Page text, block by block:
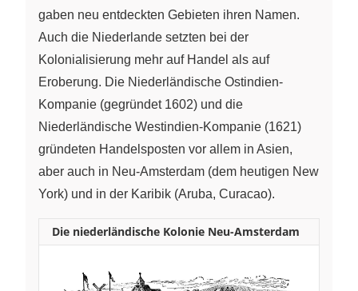
gaben neu entdeckten Gebieten ihren Namen.
Auch die Niederlande setzten bei der
Kolonialisierung mehr auf Handel als auf
Eroberung. Die Niederländische Ostindien-
Kompanie (gegründet 1602) und die
Niederländische Westindien-Kompanie (1621)
gründeten Handelsposten vor allem in Asien,
aber auch in Neu-Amsterdam (dem heutigen New
York) und in der Karibik (Aruba, Curacao).
Die niederländische Kolonie Neu-Amsterdam